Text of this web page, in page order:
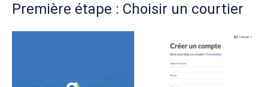
Première étape : Choisir un courtier